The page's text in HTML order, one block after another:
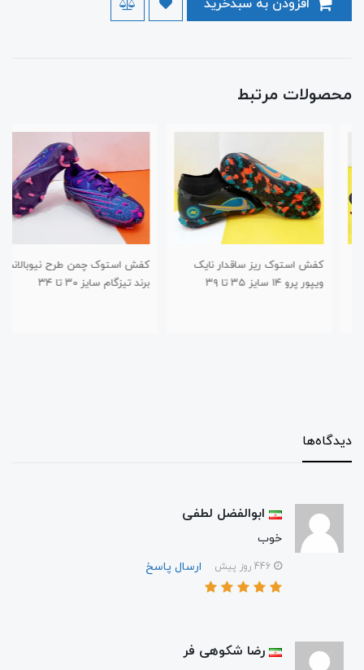
محصولات مرتبط
کفش استوک ریز ساقدار نایک
ویپور پرو ۱۴ سایز ۳۵ تا ۳۹
کفش استوک چمن طرح نیوبالانس
برند تیزگام سایز ۳۰ تا ۳۴
دیدگاه‌ها
ابوالفضل لطفی
خوب
ارسال پاسخ
رضا شکوهی فر